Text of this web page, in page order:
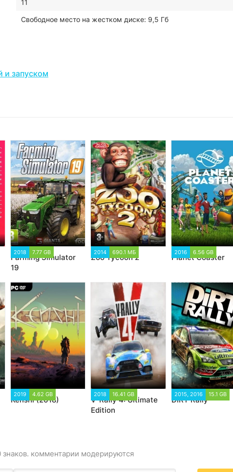
11
Свободное место на жестком диске: 9,5 Гб
и запуском
2018 7.77 GB
Farming Simulator
19
2014 690.1 МБ
Zoo Tycoon 2
2016 6.56 GB
Planet Coaster
2019 4.62 GB
Kenshi (2018)
2018 16.41 GB
V-Rally 4: Ultimate
Edition
2015, 2016 15.1 GB
DiRT Rally
комментарии модерируются